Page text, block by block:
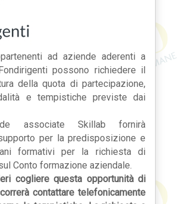
ad aziende aderenti a
possono richiedere il
della quota di partecipazione,
e tempistiche previste dai
associate Skillab fornirà
per la predisposizione e
formativi per la richiesta di
Conto formazione aziendale.
cogliere questa opportunità di
contattare telefonicamente